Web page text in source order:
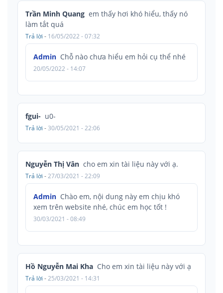
Trần Minh Quang em thấy hơi khó hiểu, thấy nó
làm tắt quá
Trả lời - 16/05/2022 - 07:32
Admin Chỗ nào chưa hiểu em hỏi cụ thể nhé
20/05/2022 - 14:07
fgui- u0-
Trả lời -30/05/2021 - 22:06
Nguyễn Thị Vân cho em xin tài liệu này với ạ.
Trả lời -27/03/2021 - 22:09
Admin Chào em, nội dung này em chịu khó
xem trên website nhé, chúc em học tốt !
30/03/2021 - 08:49
Hồ Nguyễn Mai Kha Cho em xin tài liệu này với ạ
Trả lời -25/03/2021 - 14:31